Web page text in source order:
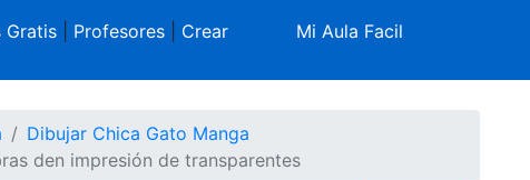
Gratis| Profesores| Crear
Mi Aula Facil
Dibujar Chica Gato Manga
den impresión de transparentes